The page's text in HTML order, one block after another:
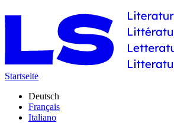
Startseite
Deutsch
Français
Italiano